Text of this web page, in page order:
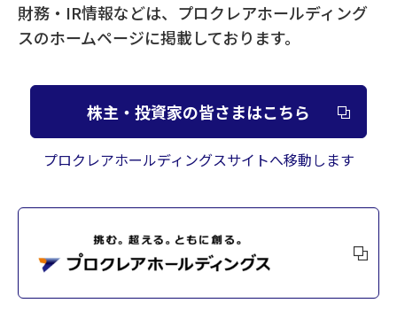
財務・IR情報などは、プロクレアホールディング
スのホームページに掲載しております。
株主・投資家の皆さまはこちら
プロクレアホールディングスサイトへ移動します